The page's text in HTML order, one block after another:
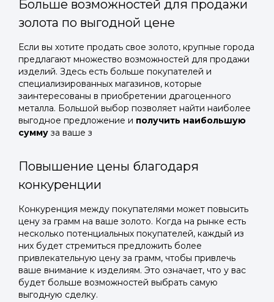
Больше возможностей для продажи
золота по выгодной цене
Если вы хотите продать свое золото, крупные города
предлагают множество возможностей для продажи
изделий. Здесь есть больше покупателей и
специализированных магазинов, которые
заинтересованы в приобретении драгоценного
металла. Большой выбор позволяет найти наиболее
выгодное предложение и получить наибольшую
сумму за ваше з
Повышение цены благодаря
конкуренции
Конкуренция между покупателями может повысить
цену за грамм на ваше золото. Когда на рынке есть
несколько потенциальных покупателей, каждый из
них будет стремиться предложить более
привлекательную цену за грамм, чтобы привлечь
ваше внимание к изделиям. Это означает, что у вас
будет больше возможностей выбрать самую
выгодную сделку.